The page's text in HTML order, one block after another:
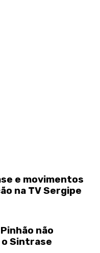
e movimentos
na TV Sergipe
não
o Sintrase